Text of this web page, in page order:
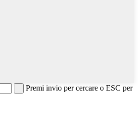
Premi invio per cercare o ESC per